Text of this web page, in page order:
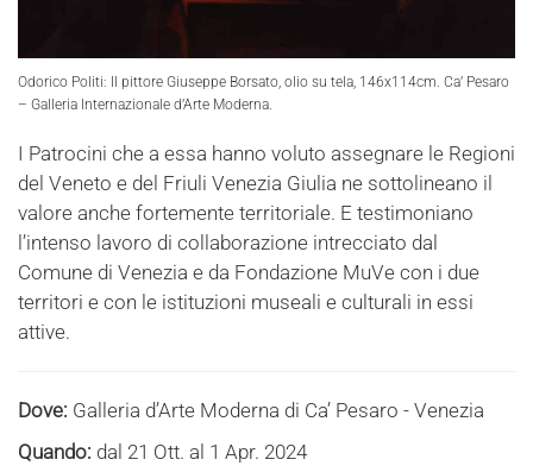
Odorico Politi: Il pittore Giuseppe Borsato, olio su tela, 146x114cm. Ca’ Pesaro
– Galleria Internazionale d’Arte Moderna.
I Patrocini che a essa hanno voluto assegnare le Regioni
del Veneto e del Friuli Venezia Giulia ne sottolineano il
valore anche fortemente territoriale. E testimoniano
l’intenso lavoro di collaborazione intrecciato dal
Comune di Venezia e da Fondazione MuVe con i due
territori e con le istituzioni museali e culturali in essi
attive.
Dove: Galleria d’Arte Moderna di Ca’ Pesaro - Venezia
Quando: dal 21 Ott. al 1 Apr. 2024